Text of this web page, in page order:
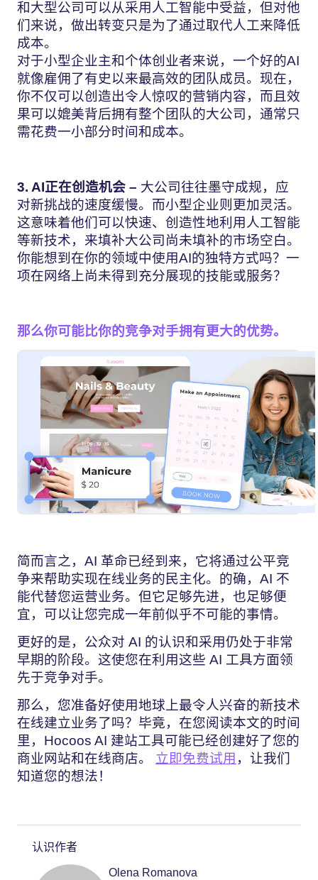
和大型公司可以从采用人工智能中受益，但对他
们来说，做出转变只是为了通过取代人工来降低
成本。
对于小型企业主和个体创业者来说，一个好的AI
就像雇佣了有史以来最高效的团队成员。现在，
你不仅可以创造出令人惊叹的营销内容，而且效
果可以媲美背后拥有整个团队的大公司，通常只
需花费一小部分时间和成本。
3. AI正在创造机会 – 大公司往往墨守成规，应
对新挑战的速度缓慢。而小型企业则更加灵活。
这意味着他们可以快速、创造性地利用人工智能
等新技术，来填补大公司尚未填补的市场空白。
你能想到在你的领域中使用AI的独特方式吗？一
项在网络上尚未得到充分展现的技能或服务？
那么你可能比你的竞争对手拥有更大的优势。
简而言之，AI 革命已经到来，它将通过公平竞
争来帮助实现在线业务的民主化。的确，AI 不
能代替您运营业务。但它足够先进，也足够便
宜，可以让您完成一年前似乎不可能的事情。
更好的是，公众对 AI 的认识和采用仍处于非常
早期的阶段。这使您在利用这些 AI 工具方面领
先于竞争对手。
那么，您准备好使用地球上最令人兴奋的新技术
在线建立业务了吗？毕竟，在您阅读本文的时间
里，Hocoos AI 建站工具可能已经创建好了您的
商业网站和在线商店。 立即免费试用 ，让我们
知道您的想法！
认识作者
Olena Romanova